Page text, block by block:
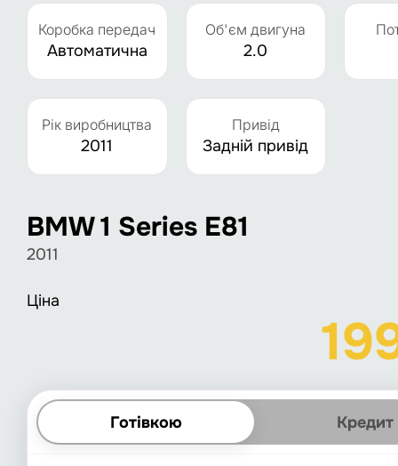
Коробка передач
Автоматична
Об'єм двигуна
2.0
Рік виробництва
2011
Привід
Задній привід
BMW 1 Series E81
2011
Ціна
Готівкою Кредит